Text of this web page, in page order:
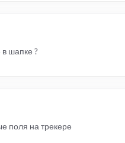
в шапке ?
поля на трекере